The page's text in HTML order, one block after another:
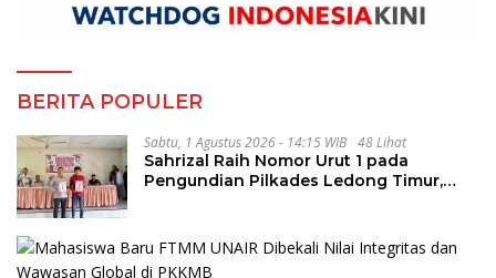
BERITA POPULER
Sabtu, 1 Agustus 2026 - 14:15 WIB 48 Lihat
Sahrizal Raih Nomor Urut 1 pada
Pengundian Pilkades Ledong Timur,